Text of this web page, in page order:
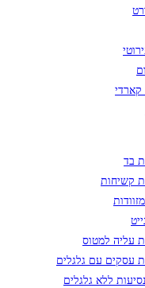
קארדי
בד
קשיחות
עליה למטוס
עסקים עם גלגלים
ללא גלגלים